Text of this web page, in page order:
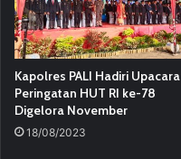
Kapolres PALI Hadiri Upacara
Peringatan HUT RI ke-78
Digelora November
18/08/2023